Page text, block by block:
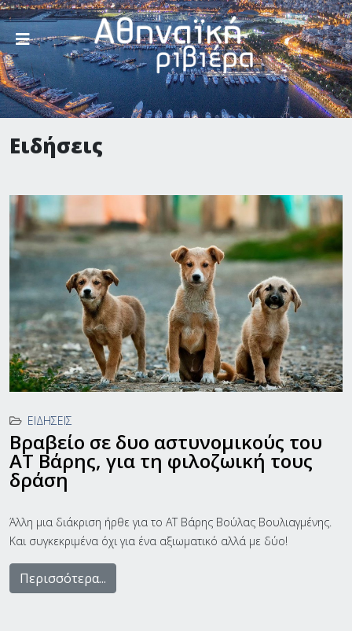
Ειδήσεις
ΕΙΔΉΣΕΙΣ
Βραβείο σε δυο αστυνομικούς του
ΑΤ Βάρης, για τη φιλοζωική τους
δράση
Άλλη μια διάκριση ήρθε για το ΑΤ Βάρης Βούλας Βουλιαγμένης.
Και συγκεκριμένα όχι για ένα αξιωματικό αλλά με δύο!
Περισσότερα...